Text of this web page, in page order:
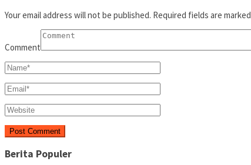
Your email address will not be published. Required fields are marked
Comment
Berita Populer